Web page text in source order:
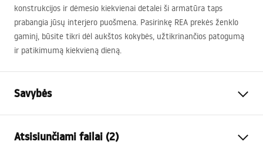
konstrukcijos ir dėmesio kiekvienai detalei ši armatūra taps
prabangia jūsų interjero puošmena. Pasirinkę REA prekės ženklo
gaminį, būsite tikri dėl aukštos kokybės, užtikrinančios patogumą
ir patikimumą kiekvieną dieną.
Savybės
Montavimo būdas
Atsisiunčiami failai (2)